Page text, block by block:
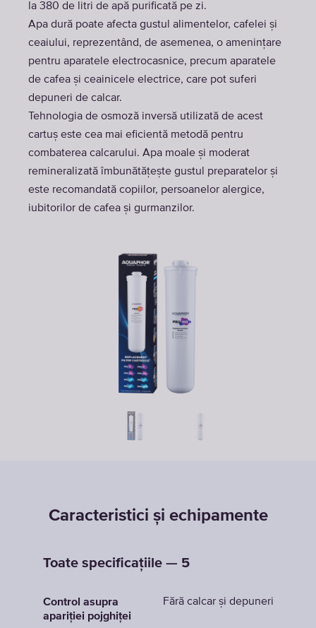
la 380 de litri de apă purificată pe zi.
Apa dură poate afecta gustul alimentelor, cafelei și
ceaiului, reprezentând, de asemenea, o amenințare
pentru aparatele electrocasnice, precum aparatele
de cafea și ceainicele electrice, care pot suferi
depuneri de calcar.
Tehnologia de osmoză inversă utilizată de acest
cartuș este cea mai eficientă metodă pentru
combaterea calcarului. Apa moale și moderat
remineralizată îmbunătățește gustul preparatelor și
este recomandată copiilor, persoanelor alergice,
iubitorilor de cafea și gurmanzilor.
Caracteristici și echipamente
Toate specificațiile — 5
Control asupra
apariției pojghiței
Fără calcar și depuneri